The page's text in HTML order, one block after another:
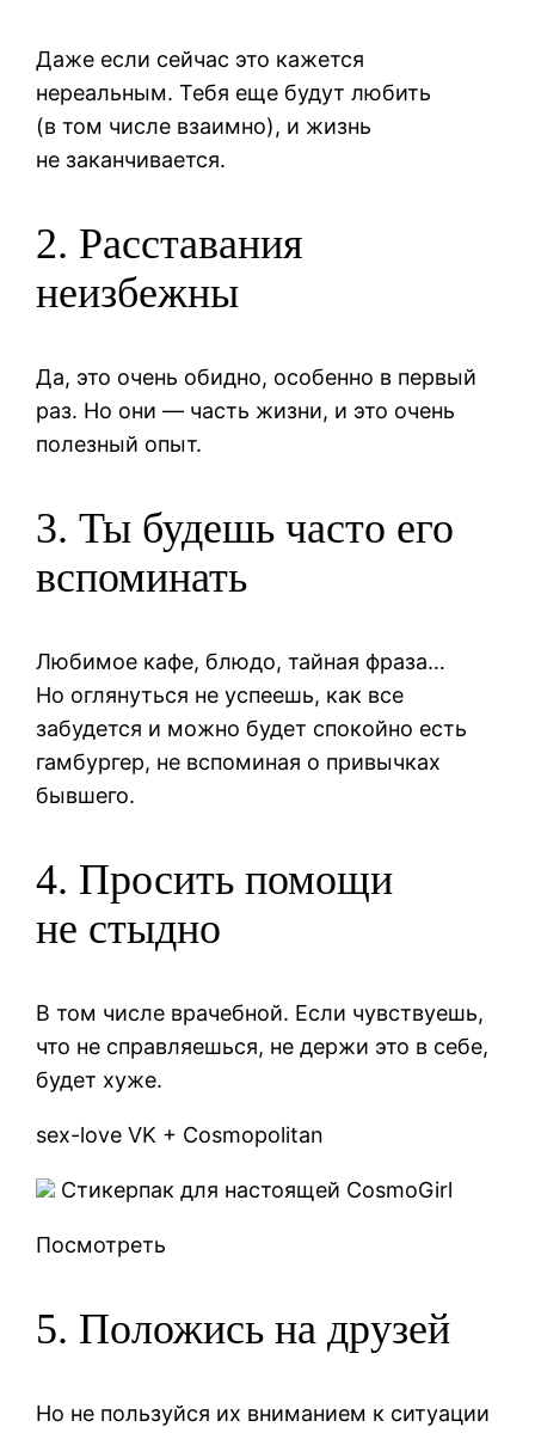
Даже если сейчас это кажется
нереальным. Тебя еще будут любить
(в том числе взаимно), и жизнь
не заканчивается.
2. Расставания
неизбежны
Да, это очень обидно, особенно в первый
раз. Но они — часть жизни, и это очень
полезный опыт.
3. Ты будешь часто его
вспоминать
Любимое кафе, блюдо, тайная фраза…
Но оглянуться не успеешь, как все
забудется и можно будет спокойно есть
гамбургер, не вспоминая о привычках
бывшего.
4. Просить помощи
не стыдно
В том числе врачебной. Если чувствуешь,
что не справляешься, не держи это в себе,
будет хуже.
sex-love VK + Cosmopolitan
Стикерпак для настоящей CosmoGirl
Посмотреть
5. Положись на друзей
Но не пользуйся их вниманием к ситуации